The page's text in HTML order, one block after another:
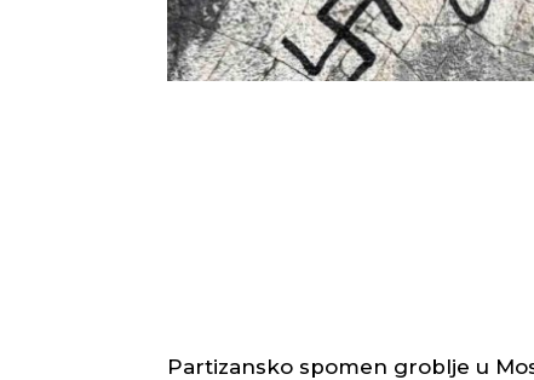
Partizansko spomen groblje u